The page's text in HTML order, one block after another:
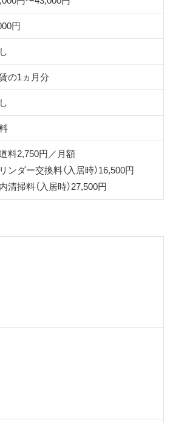
円
の1ヵ月分
料2,750円／月額
ンダー交換料（入居時）16,500円
清掃料（入居時）27,500円